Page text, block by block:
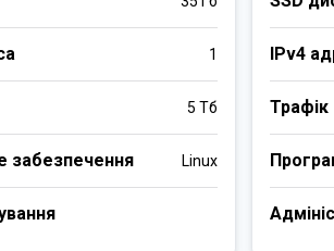
1
5 Тб
забезпечення Linux
IPv4
Трафік